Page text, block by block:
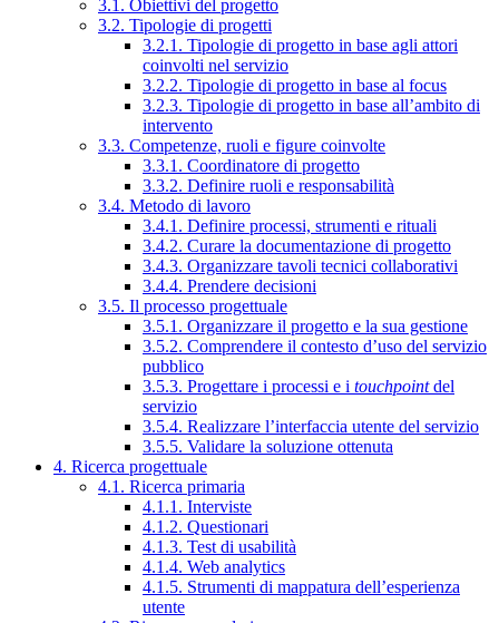
3.1. Obiettivi del progetto
3.2. Tipologie di progetti
3.2.1. Tipologie di progetto in base agli attori
coinvolti nel servizio
3.2.2. Tipologie di progetto in base al focus
3.2.3. Tipologie di progetto in base all’ambito di
intervento
3.3. Competenze, ruoli e figure coinvolte
3.3.1. Coordinatore di progetto
3.3.2. Definire ruoli e responsabilità
3.4. Metodo di lavoro
3.4.1. Definire processi, strumenti e rituali
3.4.2. Curare la documentazione di progetto
3.4.3. Organizzare tavoli tecnici collaborativi
3.4.4. Prendere decisioni
3.5. Il processo progettuale
3.5.1. Organizzare il progetto e la sua gestione
3.5.2. Comprendere il contesto d’uso del servizio
pubblico
3.5.3. Progettare i processi e i touchpointdel
servizio
3.5.4. Realizzare l’interfaccia utente del servizio
3.5.5. Validare la soluzione ottenuta
4. Ricerca progettuale
4.1. Ricerca primaria
4.1.1. Interviste
4.1.2. Questionari
4.1.3. Test di usabilità
4.1.4. Web analytics
4.1.5. Strumenti di mappatura dell’esperienza
utente